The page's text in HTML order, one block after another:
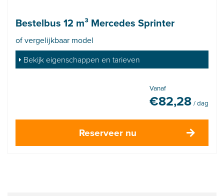
Bestelbus 12 m³ Mercedes Sprinter
of vergelijkbaar model
Bekijk eigenschappen en tarieven
Vanaf
€82,28 / dag
Reserveer nu